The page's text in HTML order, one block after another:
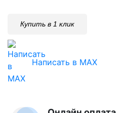
Купить в 1 клик
Написать в MAX